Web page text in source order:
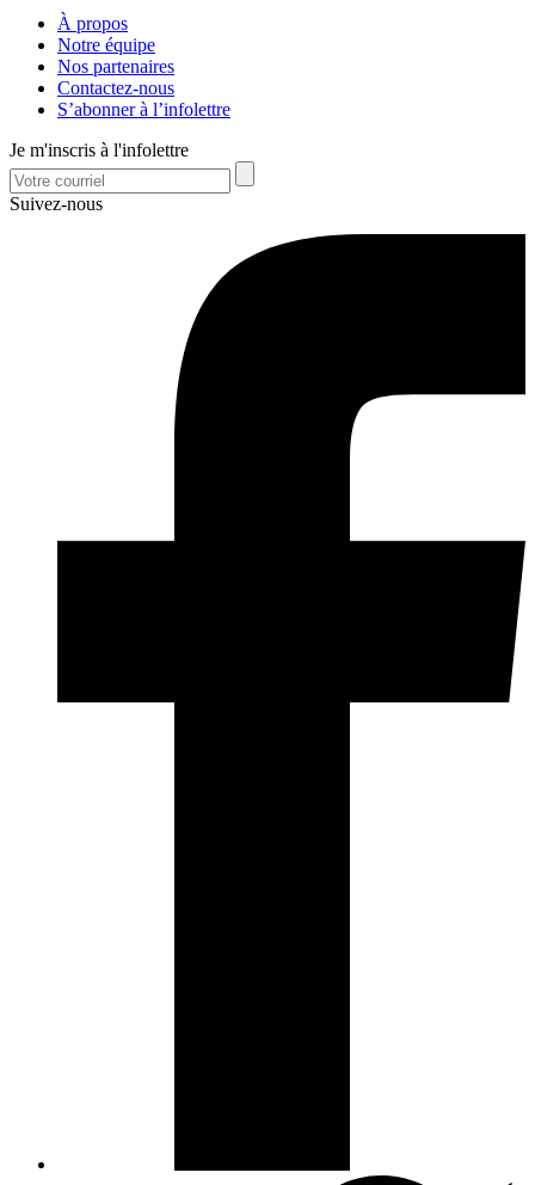
À propos
Notre équipe
Nos partenaires
Contactez-nous
S’abonner à l’infolettre
Je m'inscris à l'infolettre
Suivez-nous